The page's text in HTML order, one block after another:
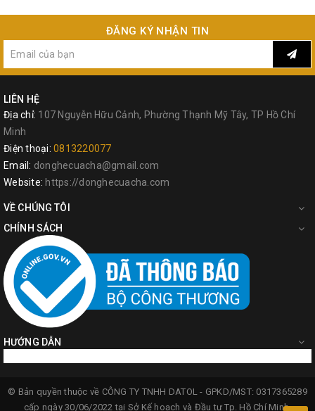
ĐĂNG KÝ NHẬN TIN
LIÊN HỆ
Địa chỉ: 107 Nguyễn Hữu Cảnh, Phường Thạnh Mỹ Tây, TP Hồ Chí
Minh
Điện thoại: 0813220077
Email: donghecuacha@gmail.com
Website: https://donghecuacha.com
VỀ CHÚNG TÔI
CHÍNH SÁCH
HƯỚNG DẪN
© Bản quyền thuộc về CÔNG TY TNHH DATOL - GPKD/MST: 0317365289
cấp ngày 30/06/2022 tại Sở Kế hoạch và Đầu tư Tp. Hồ Chí Minh.